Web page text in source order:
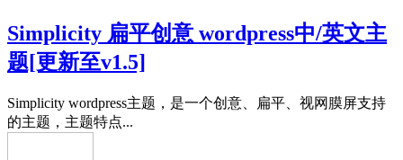
Simplicity 扁平创意 wordpress中/英文主
题[更新至v1.5]
Simplicity wordpress主题，是一个创意、扁平、视网膜屏支持
的主题，主题特点...